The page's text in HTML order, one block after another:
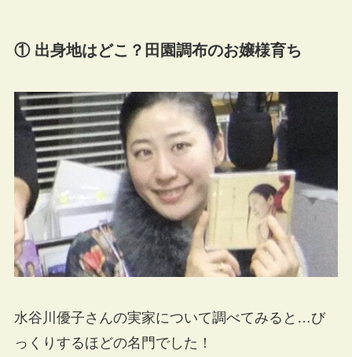
① 出身地はどこ？田園調布のお嬢様育ち
水谷川優子さんの実家について調べてみると…び
っくりするほどの名門でした！